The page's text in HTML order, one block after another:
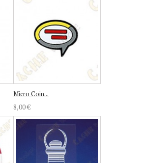
Micro Coin...
8,00 €